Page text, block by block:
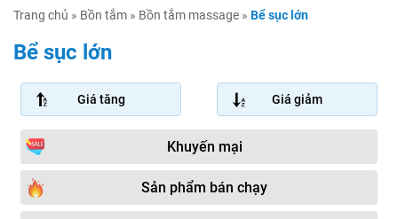
Trang chủ » Bồn tắm » Bồn tắm massage » Bể sục lớn
Bể sục lớn
Giá tăng Giá giảm
Khuyến mại
Sản phẩm bán chạy